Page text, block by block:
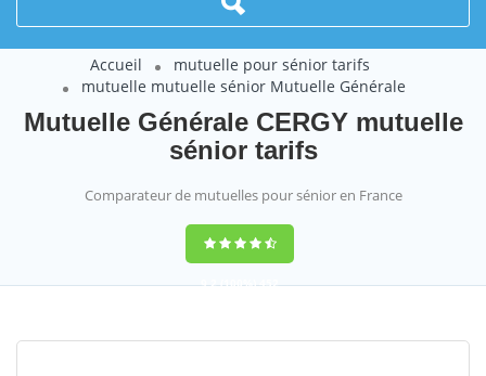
Accueil
mutuelle pour sénior tarifs
mutuelle mutuelle sénior Mutuelle Générale
Mutuelle Générale CERGY mutuelle
sénior tarifs
Comparateur de mutuelles pour sénior en France
9,2(100%)452